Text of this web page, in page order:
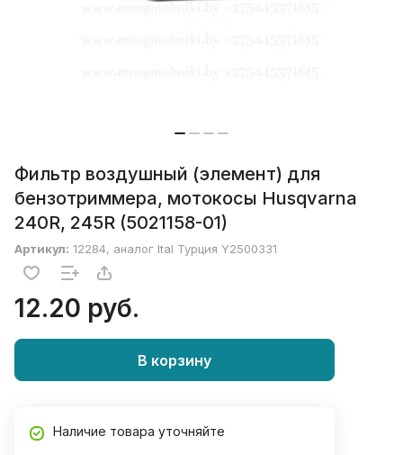
Фильтр воздушный (элемент) для
бензотриммера, мотокосы Husqvarna
240R, 245R (5021158-01)
Артикул: 12284, аналог Ital Турция Y2500331
12.20 руб.
В корзину
Наличие товара уточняйте